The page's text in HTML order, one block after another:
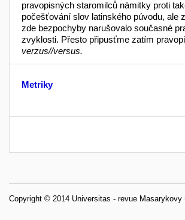
pravopisných staromilců námitky proti
počešťování slov latinského púvodu, ale
zde bezpochyby narušovalo současné
zvyklosti. Přesto připusťme zatím
verzus//versus.
Metriky
Copyright © 2014 Universitas - revue Masarykovy